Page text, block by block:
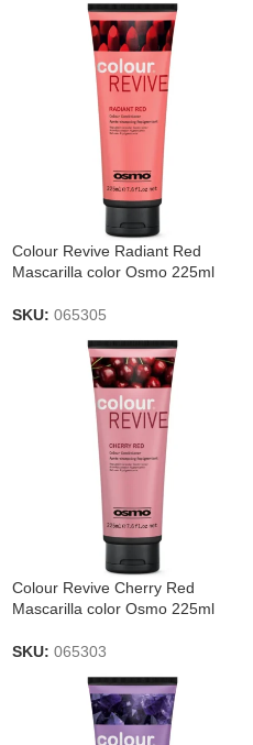
Colour Revive Radiant Red
Mascarilla color Osmo 225ml
SKU: 065305
Colour Revive Cherry Red
Mascarilla color Osmo 225ml
SKU: 065303